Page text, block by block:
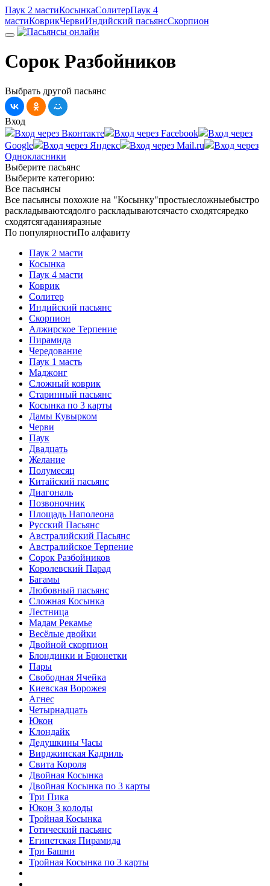
Паук 2 мастиКосынкаСолитерПаук 4
мастиКоврикЧервиИндийский пасьянсСкорпион
Сорок Разбойников
Выбрать другой пасьянс
Вход
Вход через Вконтакте
Вход через Facebook
Вход через
Google
Вход через Яндекс Вход через Mail.ru
Вход через
Однокласники
Выберите пасьянс
Выберите категорию:
Все пасьянсы
Все пасьянсы похожие на "Косынку"простыесложныебыстро
раскладываютсядолго раскладываютсячасто сходятсяредко
сходятсягаданияразные
По популярностиПо алфавиту
Паук 2 масти
Косынка
Паук 4 масти
Коврик
Солитер
Индийский пасьянс
Скорпион
Алжирское Терпение
Пирамида
Чередование
Паук 1 масть
Маджонг
Сложный коврик
Старинный пасьянс
Косынка по 3 карты
Дамы Кувырком
Черви
Паук
Двадцать
Желание
Полумесяц
Китайский пасьянс
Диагональ
Позвоночник
Площадь Наполеона
Русский Пасьянс
Австралийский Пасьянс
Австралийское Терпение
Сорок Разбойников
Королевский Парад
Багамы
Любовный пасьянс
Сложная Косынка
Лестница
Мадам Рекамье
Весёлые двойки
Двойной скорпион
Блондинки и Брюнетки
Пары
Свободная Ячейка
Киевская Ворожея
Агнес
Четырнадцать
Юкон
Клондайк
Дедушкины Часы
Вирджинская Кадриль
Свита Короля
Двойная Косынка
Двойная Косынка по 3 карты
Три Пика
Юкон 3 колоды
Тройная Косынка
Готический пасьянс
Египетская Пирамида
Три Башни
Тройная Косынка по 3 карты